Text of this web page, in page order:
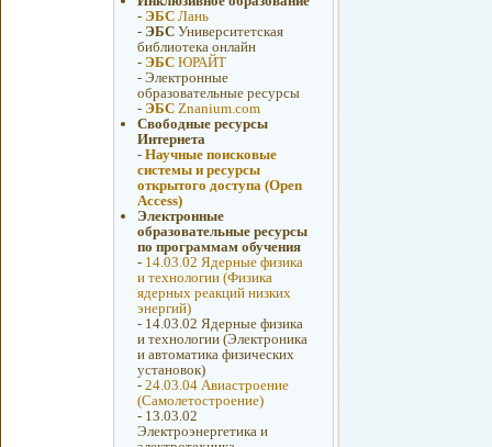
- ЭБС Лань
- ЭБС Университетская
библиотека онлайн
- ЭБС ЮРАЙТ
- Электронные
образовательные ресурсы
- ЭБС Znanium.com
Свободные ресурсы
Интернета
- Научные поисковые
системы и ресурсы
открытого доступа (Open
Access)
Электронные
образовательные ресурсы
по программам обучения
- 14.03.02 Ядерные физика
и технологии (Физика
ядерных реакций низких
энергий)
- 14.03.02 Ядерные физика
и технологии (Электроника
и автоматика физических
установок)
- 24.03.04 Авиастроение
(Самолетостроение)
- 13.03.02
Электроэнергетика и